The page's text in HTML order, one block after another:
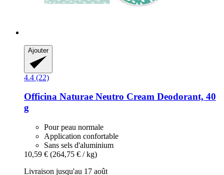
Ajouter
4.4 (22)
Officina Naturae Neutro Cream Deodorant, 40
g
Pour peau normale
Application confortable
Sans sels d'aluminium
10,59 € (264,75 € / kg)
Livraison jusqu'au 17 août